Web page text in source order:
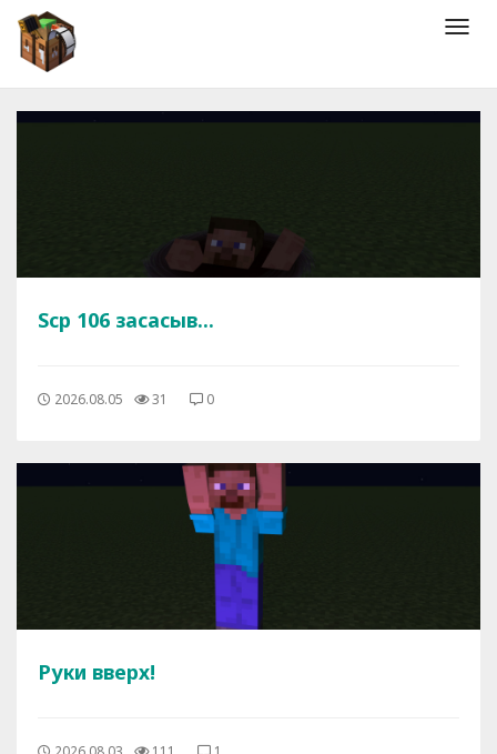
Scp 106 засасыв...
2026.08.05 31 0
Руки вверх!